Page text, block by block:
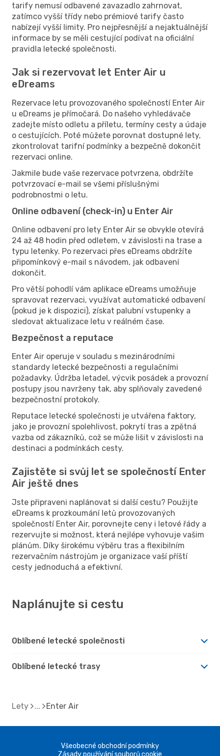
tarify nemusí odbavené zavazadlo zahrnovat,
zatímco vyšší třídy nebo prémiové tarify často
nabízejí vyšší limity. Pro nejpřesnější a nejaktuálnější
informace by se měli cestující podívat na oficiální
pravidla letecké společnosti.
Jak si rezervovat let Enter Air u
eDreams
Rezervace letu provozovaného společností Enter Air
u eDreams je přímočará. Do našeho vyhledávače
zadejte místo odletu a příletu, termíny cesty a údaje
o cestujících. Poté můžete porovnat dostupné lety,
zkontrolovat tarifní podmínky a bezpečně dokončit
rezervaci online.
Jakmile bude vaše rezervace potvrzena, obdržíte
potvrzovací e-mail se všemi příslušnými
podrobnostmi o letu.
Online odbavení (check-in) u Enter Air
Online odbavení pro lety Enter Air se obvykle otevírá
24 až 48 hodin před odletem, v závislosti na trase a
typu letenky. Po rezervaci přes eDreams obdržíte
připomínkový e-mail s návodem, jak odbavení
dokončit.
Pro větší pohodlí vám aplikace eDreams umožňuje
spravovat rezervaci, využívat automatické odbavení
(pokud je k dispozici), získat palubní vstupenky a
sledovat aktualizace letu v reálném čase.
Bezpečnost a reputace
Enter Air operuje v souladu s mezinárodními
standardy letecké bezpečnosti a regulačními
požadavky. Údržba letadel, výcvik posádek a provozní
postupy jsou navrženy tak, aby splňovaly zavedené
bezpečnostní protokoly.
Reputace letecké společnosti je utvářena faktory,
jako je provozní spolehlivost, pokrytí tras a zpětná
vazba od zákazníků, což se může lišit v závislosti na
destinaci a podmínkách cesty.
Zajistěte si svůj let se společností Enter
Air ještě dnes
Jste připraveni naplánovat si další cestu? Použijte
eDreams k prozkoumání letů provozovaných
společností Enter Air, porovnejte ceny i letové řády a
rezervujte si možnost, která nejlépe vyhovuje vašim
plánům. Díky širokému výběru tras a flexibilním
rezervačním nástrojům je organizace vaší příští
cesty jednoduchá a efektivní.
Naplánujte si cestu
Oblíbené letecké společnosti
Oblíbené letecké trasy
Lety Enter Air
Všeobecné obchodní podmínky
Zásady používání souborů cookie